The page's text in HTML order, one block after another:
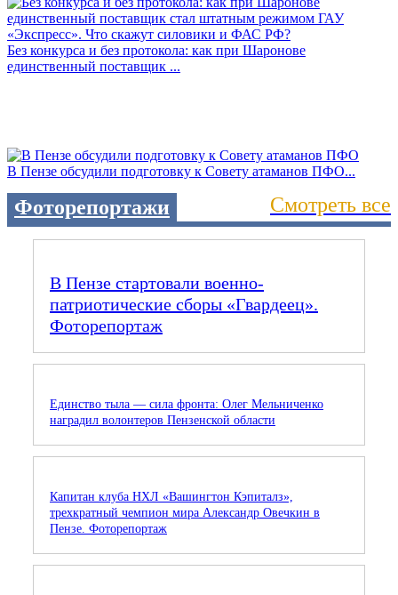
Без конкурса и без протокола: как при Шаронове
единственный поставщик ...
В Пензе обсудили подготовку к Совету атаманов ПФО...
Фоторепортажи Смотреть все
В Пензе стартовали военно-
патриотические сборы «Гвардеец».
Фоторепортаж
Единство тыла — сила фронта: Олег Мельниченко
наградил волонтеров Пензенской области
Капитан клуба НХЛ «Вашингтон Кэпиталз»,
трехкратный чемпион мира Александр Овечкин в
Пензе. Фоторепортаж